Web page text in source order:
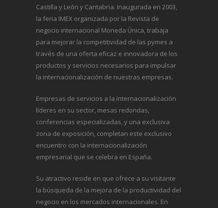
Castilla y León y Cantabria. Inaugurada en 2003,
la feria IMEX organizada por la Revista de
negocio internacional Moneda Única, trabaja
para mejorar la competitividad de las pymes a
través de una oferta eficaz e innovadora de los
productos y servicios necesarios para impulsar
la internacionalización de nuestras empresas.
Empresas de servicios a la internacionalización
líderes en su sector, mesas redondas,
conferencias especializadas, y una exclusiva
zona de exposición, completan este exclusivo
encuentro con la internacionalización
empresarial que se celebra en España.
Su atractivo reside en que ofrece a su visitante
la búsqueda de la mejora de la productividad del
negocio en los mercados internacionales. En